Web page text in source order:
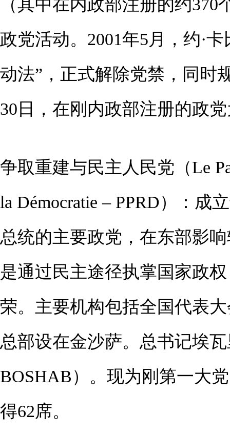
（其中在内政部注册的约
政党活动。2001年5月，约·
动法”，正式解除党禁，同时
30日，在刚内政部注册的政
争取重建与民主人民党（Le
la Démocratie – PPRD）：成
总统的主要政党，在东部影
是通过民主途径执掌国家政
荣。主要机构包括全国代表
总部设在金沙萨。总书记埃瓦
BOSHAB）。现为刚第一大
得62席。